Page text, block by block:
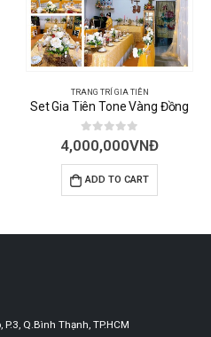
TRANG TRÍ GIA TIÊN
Set Gia Tiên Tone Hồng
0out of 5
4,000,000VNĐ
ADD TO CART
Q.Bình Thạnh, TP.HCM